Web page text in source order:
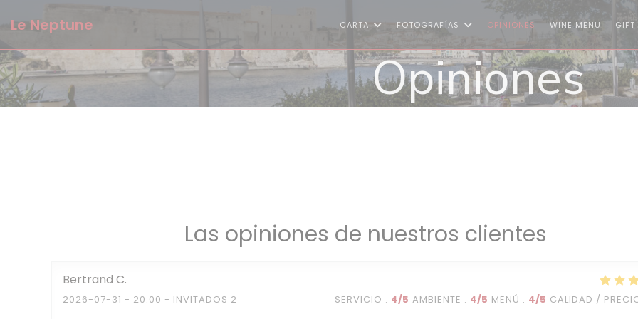
Le Neptune CARTA FOTOGRAFÍAS OPINIONES WINE MENU ((ABRE
GIFT
Opiniones
Las opiniones de nuestros clientes
Bertrand C
2026-07-31 - 20:00 - INVITADOS 2 SERVICIO : 4/5 AMBIENTE : 4/5 MENÚ : 4/5 CALIDAD /